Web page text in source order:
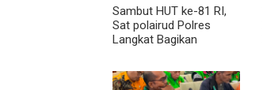
Sambut HUT ke-81 RI,
Sat polairud Polres
Langkat Bagikan
kepada Nelayan